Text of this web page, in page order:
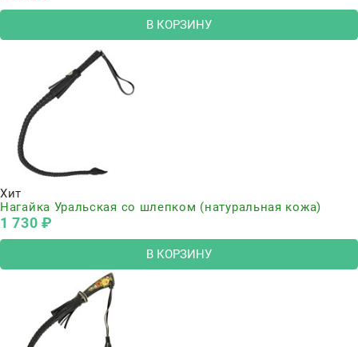
В КОРЗИНУ
Хит
Нагайка Уральская со шлепком (натуральная кожа)
1 730 ₽
В КОРЗИНУ